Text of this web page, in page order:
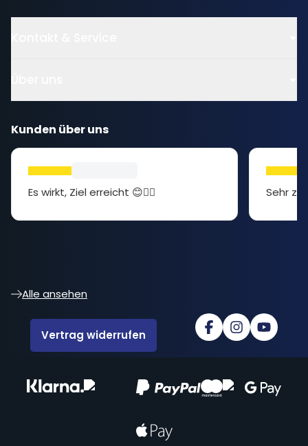
Kunden über uns
Es wirkt, Ziel erreicht 😊👍🏻 Sehr
Alle ansehen
Vertrag widerrufen